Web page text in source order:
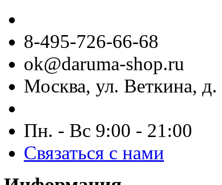
8-495-726-66-68
ok@daruma-shop.ru
Москва, ул. Веткина, д.
Пн. - Вс 9:00 - 21:00
Связаться с нами